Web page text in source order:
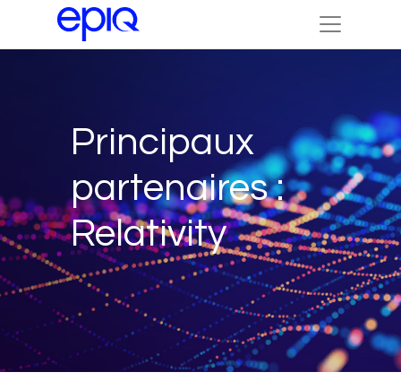
Principaux
partenaires :
Relativity